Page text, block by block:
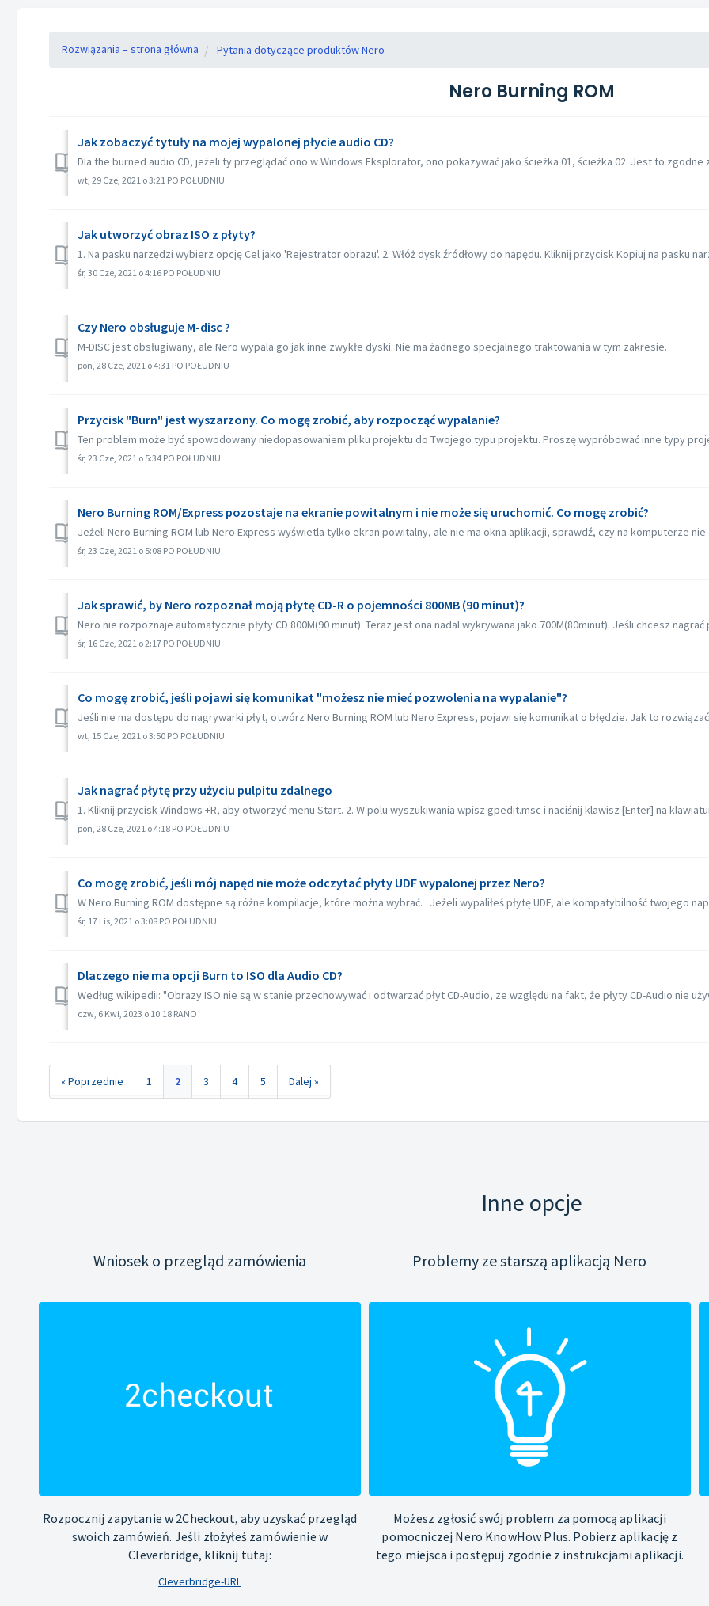
Rozwiązania – strona główna Pytania dotyczące produktów Nero
Nero Burning ROM
Jak zobaczyć tytuły na mojej wypalonej płycie audio CD?
Dla the burned audio CD, jeżeli ty przeglądać ono w Windows Eksplorator, ono pokazywać jako ścieżka 01, ścieżka 02. Jest to zgodne
wt, 29 Cze, 2021 o 3:21 PO POŁUDNIU
Jak utworzyć obraz ISO z płyty?
1. Na pasku narzędzi wybierz opcję Cel jako 'Rejestrator obrazu'. 2. Włóż dysk źródłowy do napędu. Kliknij przycisk Kopiuj na pasku
śr, 30 Cze, 2021 o 4:16 PO POŁUDNIU
Czy Nero obsługuje M-disc ?
M-DISC jest obsługiwany, ale Nero wypala go jak inne zwykłe dyski. Nie ma żadnego specjalnego traktowania w tym zakresie.
pon, 28 Cze, 2021 o 4:31 PO POŁUDNIU
Przycisk "Burn" jest wyszarzony. Co mogę zrobić, aby rozpocząć wypalanie?
Ten problem może być spowodowany niedopasowaniem pliku projektu do Twojego typu projektu. Proszę wypróbować inne typy
śr, 23 Cze, 2021 o 5:34 PO POŁUDNIU
Nero Burning ROM/Express pozostaje na ekranie powitalnym i nie może się uruchomić. Co mogę zrobić?
Jeżeli Nero Burning ROM lub Nero Express wyświetla tylko ekran powitalny, ale nie ma okna aplikacji, sprawdź, czy na komputerze nie
śr, 23 Cze, 2021 o 5:08 PO POŁUDNIU
Jak sprawić, by Nero rozpoznał moją płytę CD-R o pojemności 800MB (90 minut)?
Nero nie rozpoznaje automatycznie płyty CD 800M(90 minut). Teraz jest ona nadal wykrywana jako 700M(80minut). Jeśli chcesz nagrać
śr, 16 Cze, 2021 o 2:17 PO POŁUDNIU
Co mogę zrobić, jeśli pojawi się komunikat "możesz nie mieć pozwolenia na wypalanie"?
Jeśli nie ma dostępu do nagrywarki płyt, otwórz Nero Burning ROM lub Nero Express, pojawi się komunikat o błędzie. Jak to
wt, 15 Cze, 2021 o 3:50 PO POŁUDNIU
Jak nagrać płytę przy użyciu pulpitu zdalnego
1. Kliknij przycisk Windows +R, aby otworzyć menu Start. 2. W polu wyszukiwania wpisz gpedit.msc i naciśnij klawisz [Enter] na
pon, 28 Cze, 2021 o 4:18 PO POŁUDNIU
Co mogę zrobić, jeśli mój napęd nie może odczytać płyty UDF wypalonej przez Nero?
W Nero Burning ROM dostępne są różne kompilacje, które można wybrać. Jeżeli wypaliłeś płytę UDF, ale kompatybilność twojego
śr, 17 Lis, 2021 o 3:08 PO POŁUDNIU
Dlaczego nie ma opcji Burn to ISO dla Audio CD?
Według wikipedii: "Obrazy ISO nie są w stanie przechowywać i odtwarzać płyt CD-Audio, ze względu na fakt, że płyty CD-Audio nie
czw, 6 Kwi, 2023 o 10:18 RANO
« Poprzednie 1 2 3 4 5 Dalej »
Inne opcje
Wniosek o przegląd zamówienia
Rozpocznij zapytanie w 2Checkout, aby uzyskać przegląd
swoich zamówień. Jeśli złożyłeś zamówienie w
Cleverbridge, kliknij tutaj:
Cleverbridge-URL
Problemy ze starszą aplikacją Nero
Możesz zgłosić swój problem za pomocą aplikacji
pomocniczej Nero KnowHow Plus. Pobierz aplikację z
tego miejsca i postępuj zgodnie z instrukcjami aplikacji.